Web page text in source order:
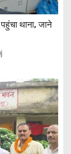
थाना, जाने